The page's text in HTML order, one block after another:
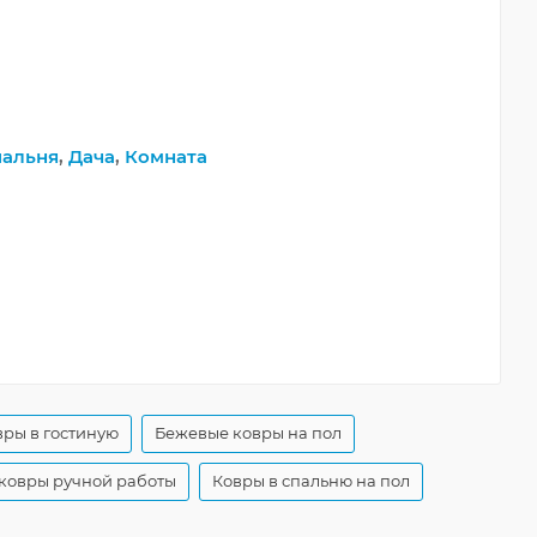
, Дача, Комната
в гостиную Бежевые ковры на пол
ручной работы Ковры в спальню на пол